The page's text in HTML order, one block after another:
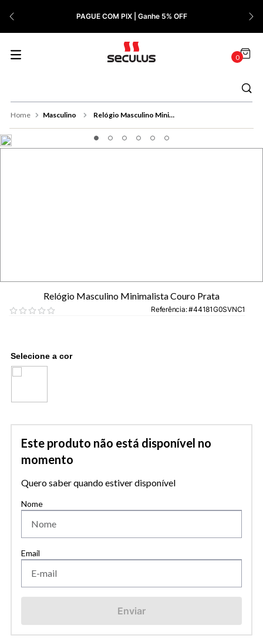
PAGUE COM PIX | Ganhe 5% OFF
0
Masculino Relógio Masculino Minimalista Couro Prata
Relógio Masculino Minimalista Couro Prata
Referência: 44181G0SVNC1
Este produto não está disponível no
momento
Quero saber quando estiver disponível
Enviar
9º